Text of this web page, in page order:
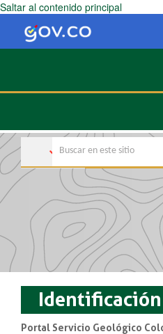
Saltar al contenido principal
Portal Servicio Geológico